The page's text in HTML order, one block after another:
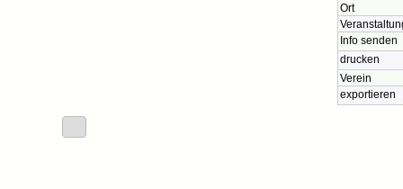
Ort
Info senden
drucken
Verein
exportieren